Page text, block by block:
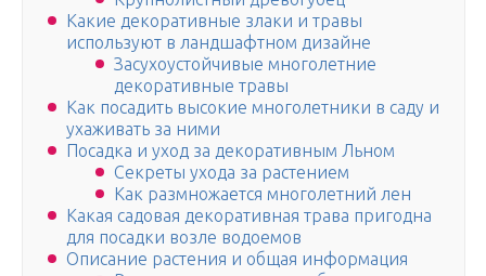
Какие декоративные злаки и травы
используют в ландшафтном дизайне
Засухоустойчивые многолетние
декоративные травы
Как посадить высокие многолетники в саду и
ухаживать за ними
Посадка и уход за декоративным Льном
Секреты ухода за растением
Как размножается многолетний лен
Какая садовая декоративная трава пригодна
для посадки возле водоемов
Описание растения и общая информация